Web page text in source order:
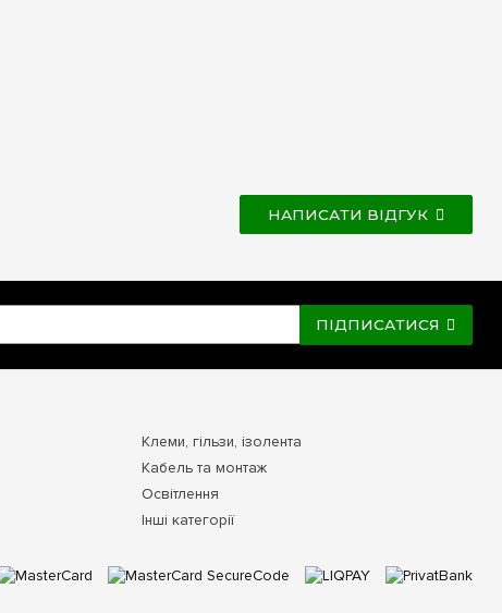
НАПИСАТИ ВІДГУК
ПІДПИСАТИСЯ
Клеми, гільзи, ізолента
Кабель та монтаж
Освітлення
Інші категорії